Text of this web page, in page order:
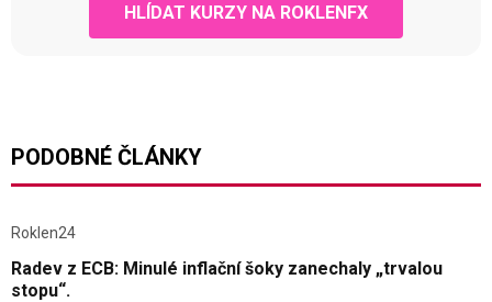
HLÍDAT KURZY NA ROKLENFX
PODOBNÉ ČLÁNKY
Roklen24
Radev z ECB: Minulé inflační šoky zanechaly „trvalou
stopu“.